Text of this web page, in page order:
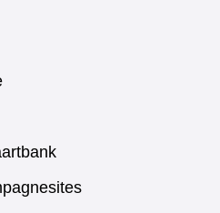
(verwijst
andere
website)
(verwijst
naar